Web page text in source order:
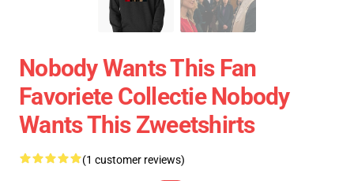
Nobody Wants This Fan
Favoriete Collectie Nobody
Wants This Zweetshirts
(1 customer reviews)